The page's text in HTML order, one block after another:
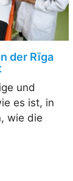
der Rīga
und
es ist, in
wie die